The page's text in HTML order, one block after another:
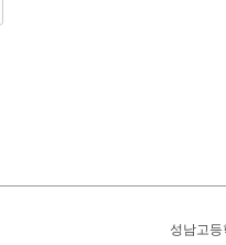
성남고등